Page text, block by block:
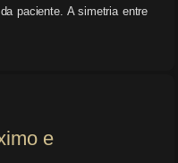
paciente. A simetria entre
e